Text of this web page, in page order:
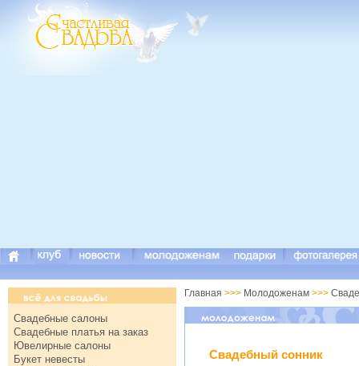
Свадебные салоны
Свадебные платья на заказ
Ювелирные салоны
Букет невесты
Главная >>> Молодоженам >>>
Свадебный сонник